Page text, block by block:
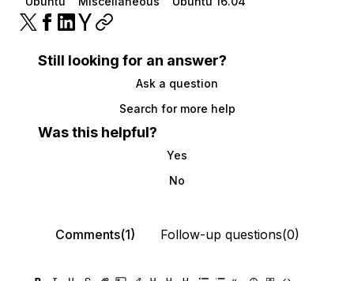
Still looking for an answer?
Ask a question
Search for more help
Was this helpful?
Yes
No
Comments(1) Follow-up questions(0)